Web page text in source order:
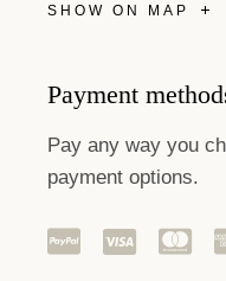
SHOW ON MAP
Payment
Pay any way you
payment options.